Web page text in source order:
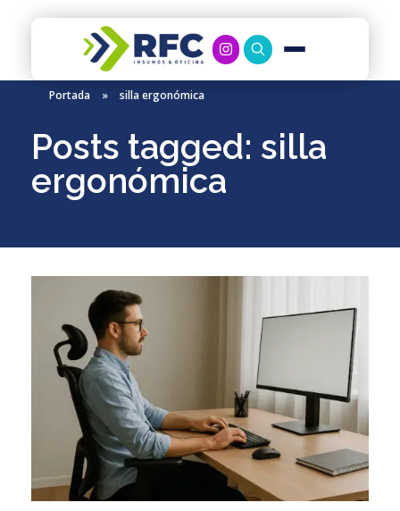
RFC Soluciones
Con 35 años de experiencia, RFC se especializa en muebles de oficina, soluciones tecnológicas y servicio técnico en Río Gallegos. Equipamos espacios de trabajo modernos y eficientes.
Portada » silla ergonómica
Posts tagged: silla
ergonómica